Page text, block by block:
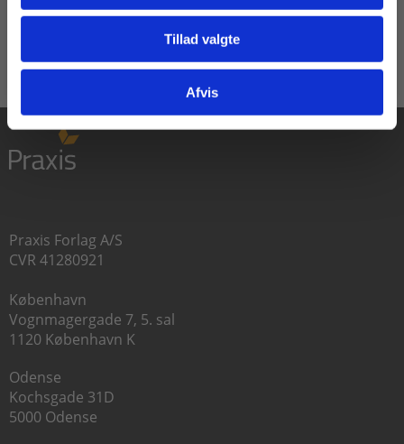
Tillad valgte
Afvis
Læs Mere
Praxis Forlag A/S
CVR 41280921
København
Vognmagergade 7, 5. sal
1120 København K
Odense
Kochsgade 31D
5000 Odense
Gå til praxisOnline